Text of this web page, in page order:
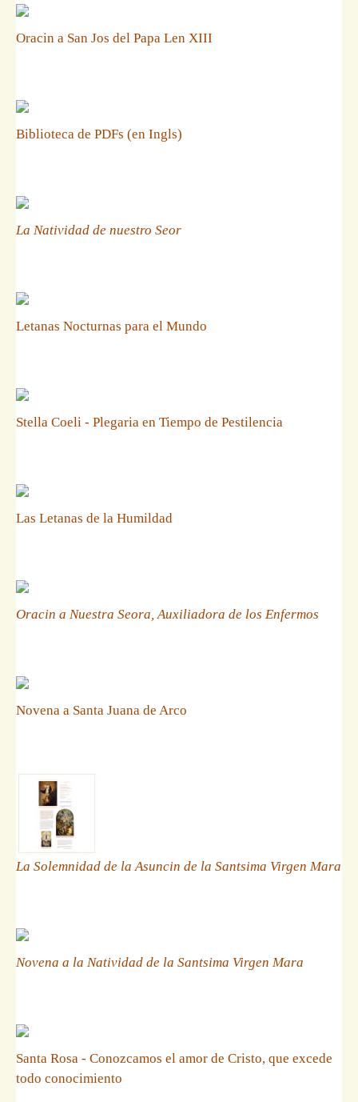
Oracin a San Jos del Papa Len XIII
Biblioteca de PDFs (en Ingls)
La Natividad de nuestro Seor
Letanas Nocturnas para el Mundo
Stella Coeli - Plegaria en Tiempo de Pestilencia
Las Letanas de la Humildad
Oracin a Nuestra Seora, Auxiliadora de los Enfermos
Novena a Santa Juana de Arco
La Solemnidad de la Asuncin de la Santsima Virgen Mara
Novena a la Natividad de la Santsima Virgen Mara
Santa Rosa - Conozcamos el amor de Cristo, que excede
todo conocimiento